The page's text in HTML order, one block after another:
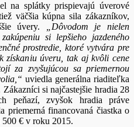
na splátky prispievajú úverové
väčšia kúpna sila zákazníkov,
úvery.
„Dôvodom je nielen
si lepšieho jazdeného
prostredie, ktoré vytvára pre
získaniu úveru, tak aj kvôli cene
za zvyšujúcou sa priemernou
uviedla generálna riaditeľka
si najčastejšie hradia 28
peňazí, zvyšok hradia práve
priemerná financovaná čiastka o
€ v roku 2015.